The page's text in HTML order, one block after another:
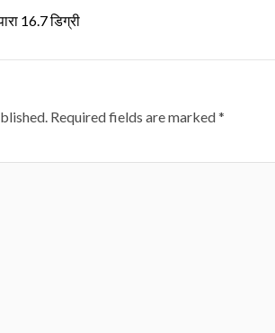
16.7 डिग्री
Required fields are marked*